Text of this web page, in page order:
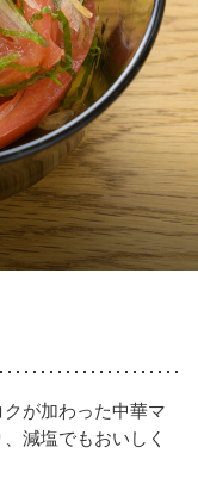
が加わった中華マ
減塩でもおいしく